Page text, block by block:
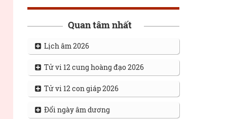
Quan tâm nhất
Lịch âm 2026
Tử vi 12 cung hoàng đạo 2026
Tử vi 12 con giáp 2026
Đổi ngày âm dương